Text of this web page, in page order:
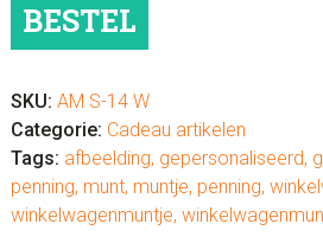
BESTEL
SKU: AM S-14 W
Categorie: Cadeau artikelen
Tags: afbeelding, gepersonaliseerd,
penning, munt, muntje, penning,
winkelwagenmuntje,